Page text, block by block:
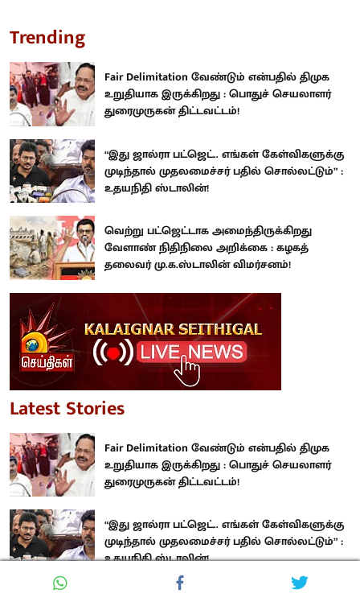
Trending
Fair Delimitation வேண்டும் என்பதில் திமுக
உறுதியாக இருக்கிறது : பொதுச் செயலாளர்
துரைமுருகன் திட்டவட்டம்!
“இது ஜால்ரா பட்ஜெட்.. எங்கள் கேள்விகளுக்கு
முடிந்தால் முதலமைச்சர் பதில் சொல்லட்டும்” :
உதயநிதி ஸ்டாலின்!
வெற்று பட்ஜெட்டாக அமைந்திருக்கிறது
வேளாண் நிதிநிலை அறிக்கை : கழகத்
தலைவர் மு.க.ஸ்டாலின் விமர்சனம்!
Latest Stories
Fair Delimitation வேண்டும் என்பதில் திமுக
உறுதியாக இருக்கிறது : பொதுச் செயலாளர்
துரைமுருகன் திட்டவட்டம்!
“இது ஜால்ரா பட்ஜெட்.. எங்கள் கேள்விகளுக்கு
முடிந்தால் முதலமைச்சர் பதில் சொல்லட்டும்” :
உதயநிதி ஸ்டாலின்!